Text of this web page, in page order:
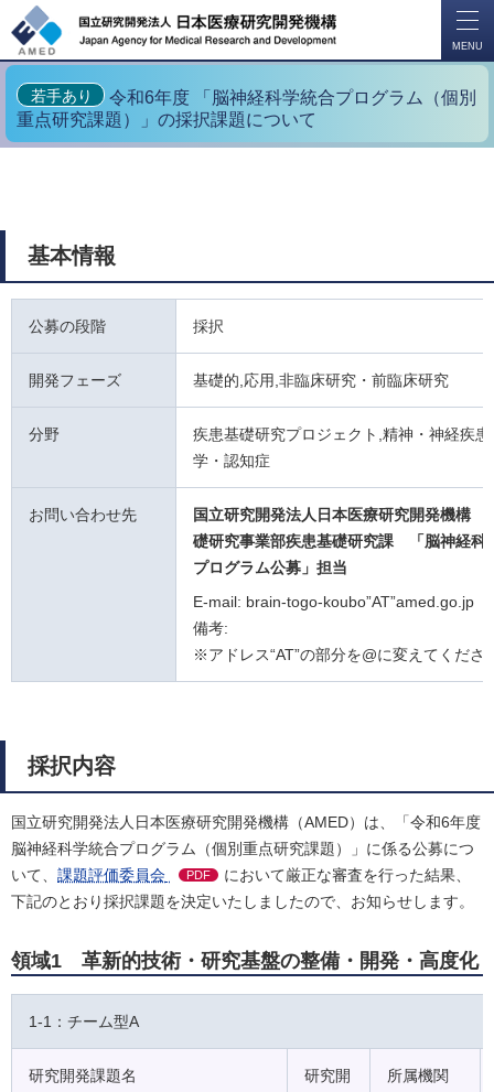
MENU
若手あり
令和6年度 「脳神経科学統合プログラム（個別
重点研究課題）」の採択課題について
基本情報
公募の段階 採択
開発フェーズ 基礎的,応用,非臨床研究・前臨床研究
分野
疾患基礎研究プロジェクト,精神・神経疾
学・認知症
お問い合わせ先
国立研究開発法人日本医療研究開発機構
礎研究事業部疾患基礎研究課
「脳神経科
プログラム公募」担当
E-mail: brain-togo-koubo”AT”amed.go.jp
備考:
※アドレス“AT”の部分を@に変えてくださ
採択内容
国立研究開発法人日本医療研究開発機構（AMED）は、「令和6年度
脳神経科学統合プログラム（個別重点研究課題）」に係る公募につ
いて、 課題評価委員会 PDF
において厳正な審査を行った結果、
下記のとおり採択課題を決定いたしましたので、お知らせします。
領域1 革新的技術・研究基盤の整備・開発・高度化
1-1：チーム型A
研究開発課題名
研究開
所属機関